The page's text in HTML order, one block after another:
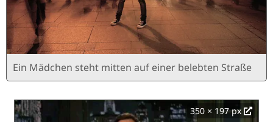
Ein Mädchen steht mitten auf einer belebten Straße
350 × 197 px